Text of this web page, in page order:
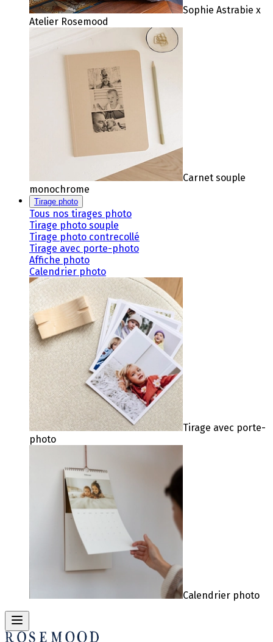
Sophie Astrabie x
Atelier Rosemood
Carnet souple
monochrome
Tirage photo
Tous nos tirages photo
Tirage photo souple
Tirage photo contrecollé
Tirage avec porte-photo
Affiche photo
Calendrier photo
Tirage avec porte-
photo
Calendrier photo